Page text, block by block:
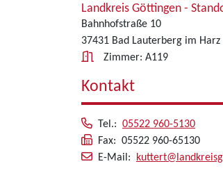
Landkreis Göttingen -
Bahnhofstraße 10
37431 Bad Lauterberg im Harz
Zimmer: A119
Kontakt
Tel.: 05522 960-5130
Fax: 05522 960-65130
E-Mail: